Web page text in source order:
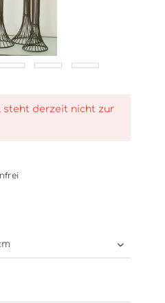
steht derzeit nicht zur